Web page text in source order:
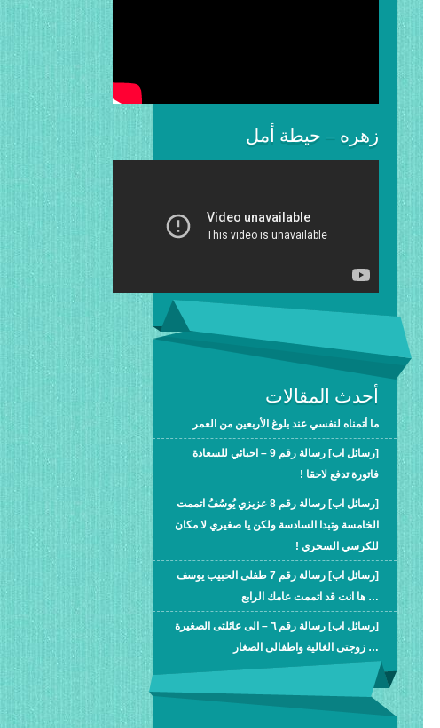
زهره – حيطة أمل
أحدث المقالات
ما أتمناه لنفسي عند بلوغ الأربعين من العمر
[رسائل اب] رسالة رقم 9 – احبائي للسعادة
فاتورة تدفع لاحقا !
[رسائل اب] رسالة رقم 8 عزيزي يُوسُفُ اتممت
الخامسة وتبدا السادسة ولكن يا صغيري لا مكان
للكرسي السحري !
[رسائل اب] رسالة رقم 7 طفلى الحبيب يوسف
… ها انت قد اتممت عامك الرابع
[رسائل اب] رسالة رقم ٦ – الى عائلتى الصغيرة
… زوجتى الغالية واطفالى الصغار